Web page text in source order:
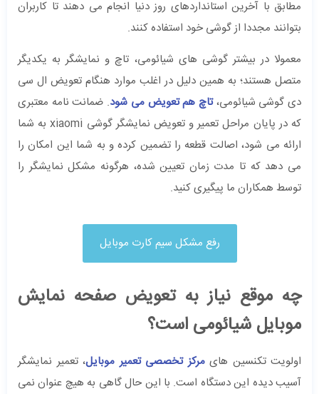
مطابق با آخرین استانداردهای روز دنیا انجام می دهند تا کاربران
بتوانند مجددا از گوشی خود استفاده کنند.
معمولا در بیشتر گوشی های شیائومی، تاچ و نمایشگر به یکدیگر
متصل هستند؛ به همین دلیل در اغلب موارد هنگام تعویض ال سی
دی گوشی شیائومی،تاچ هم تعویض می شود. ضمانت نامه معتبری
که در پایان مراحل تعمیر و تعویض نمایشگر گوشی xiaomi به شما
ارائه می شود، اصالت قطعه را تضمین کرده و به شما این امکان را
می دهد که تا مدت زمان تعیین شده، هرگونه مشکل نمایشگر را
توسط همکاران ما پیگیری کنید.
رفع مشکل سیم کارت موبایل
چه موقع نیاز به تعویض صفحه نمایش
موبایل شیائومی است؟
اولویت تکنسین هایمرکز تخصصی تعمیر موبایل، تعمیر نمایشگر
آسیب دیده این دستگاه است. با این حال گاهی به هیچ عنوان نمی